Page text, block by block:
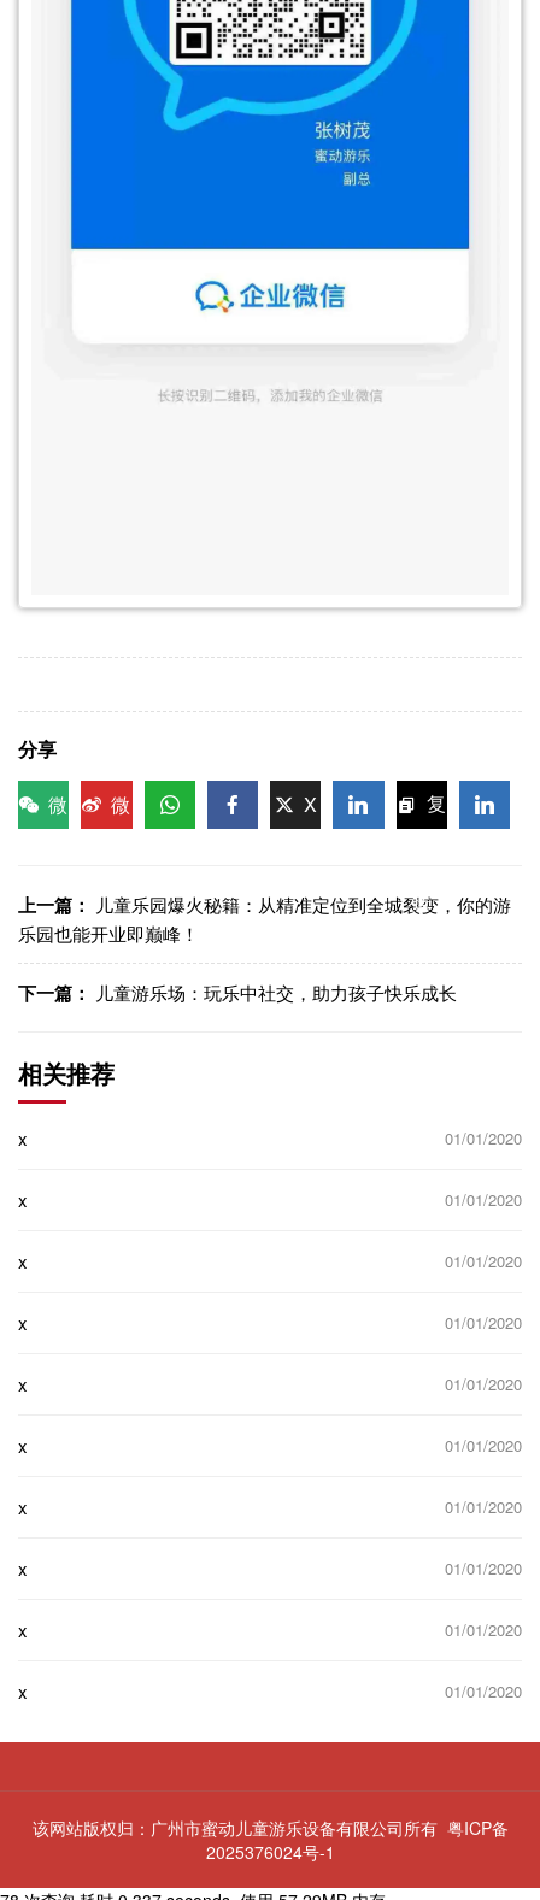
分享
微
微
X
复
接
上一篇：
儿童乐园爆火秘籍：从精准定位到全城裂变，你的游
乐园也能开业即巅峰！
下一篇： 儿童游乐场：玩乐中社交，助力孩子快乐成长
相关推荐
x 01/01/2020
x 01/01/2020
x 01/01/2020
x 01/01/2020
x 01/01/2020
x 01/01/2020
x 01/01/2020
x 01/01/2020
x 01/01/2020
x 01/01/2020
该网站版权归：广州市蜜动儿童游乐设备有限公司所有 粤ICP备
2025376024号-1